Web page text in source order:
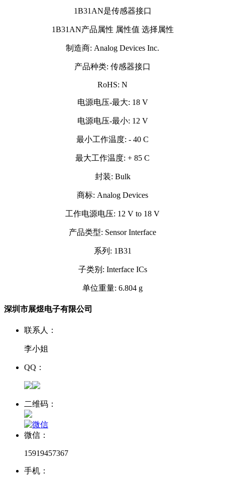
1B31AN是传感器接口
1B31AN产品属性 属性值 选择属性
制造商: Analog Devices Inc.
产品种类: 传感器接口
RoHS: N
电源电压-最大: 18 V
电源电压-最小: 12 V
最小工作温度: - 40 C
最大工作温度: + 85 C
封装: Bulk
商标: Analog Devices
工作电源电压: 12 V to 18 V
产品类型: Sensor Interface
系列: 1B31
子类别: Interface ICs
单位重量: 6.804 g
深圳市展煜电子有限公司
联系人：
李小姐
QQ：
二维码：
微信：
15919457367
手机：